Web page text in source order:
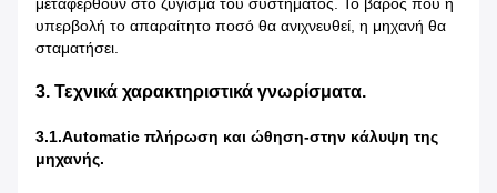
μεταφερθούν στο ζύγισμα του συστήματος. Το βάρος που η
υπερβολή το απαραίτητο ποσό θα ανιχνευθεί, η μηχανή θα
σταματήσει.
3. Τεχνικά χαρακτηριστικά γνωρίσματα.
3.1.Automatic πλήρωση και ώθηση-στην κάλυψη της
μηχανής.